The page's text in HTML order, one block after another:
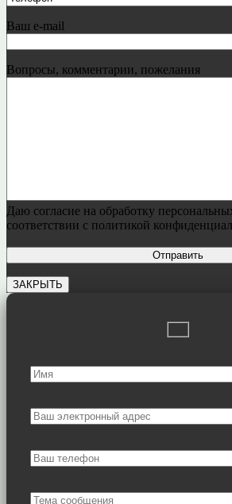
Ваш e-mail
Вопросы, комментарии, пожелания
Даю согласие на обработку
соответствии с политикой
ЗАКРЫТЬ